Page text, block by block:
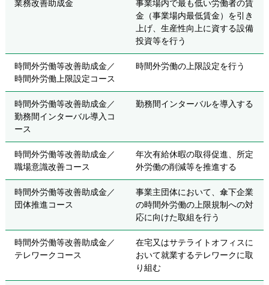
業務改善助成金
事業場内で最も低い労働者の賃
金（事業場内最低賃金）を引き
上げ、生産性向上に資する設備
投資等を行う
時間外労働等改善助成金／
時間外労働上限設定コース
時間外労働の上限設定を行う
時間外労働等改善助成金／
勤務間インターバル導入コ
ース
勤務間インターバルを導入する
時間外労働等改善助成金／
職場意識改善コース
年次有給休暇の取得促進、所定
外労働の削減等を推進する
時間外労働等改善助成金／
団体推進コース
事業主団体において、傘下企業
の時間外労働の上限規制への対
応に向けた取組を行う
時間外労働等改善助成金／
テレワークコース
在宅又はサテライトオフィスに
おいて就業するテレワークに取
り組む